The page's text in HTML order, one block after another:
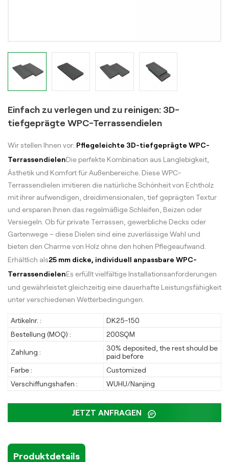
Einfach zu verlegen und zu reinigen: 3D-
tiefgeprägte WPC-Terrassendielen
Wir stellen Ihnen vor: Pflegeleichte 3D-tiefgeprägte WPC-
TerrassendielenDie perfekte Kombination aus Langlebigkeit,
Ästhetik und Komfort für Außenbereiche. Diese WPC-
Terrassendielen imitieren die natürliche Schönheit von Echtholz
mit ihrer aufwendigen, dreidimensionalen, tief geprägten Textur
und ersparen Ihnen das regelmäßige Schleifen, Beizen oder
Versiegeln. Ob für private Terrassen, gewerbliche Decks oder
Gartenwege – diese Dielen sind eine zuverlässige Wahl und
bieten den Charme von Holz ohne den hohen Pflegeaufwand.
Erhältlich als25 mm dicke, individuell anpassbare WPC-
TerrassendielenEs erfüllt vielfältige Installationsanforderungen
und gewährleistet gleichzeitig eine dauerhafte Leistungsfähigkeit
unter verschiedenen Wetterbedingungen.
Artikelnr. :
DK25-150
Bestellung (MOQ) :
200SQM
Zahlung :
30% deposited, the rest should be
paid before
Farbe :
Customized
Verschiffungshafen :
WUHU/Nanjing
JETZT ANFRAGEN
Produktdetails